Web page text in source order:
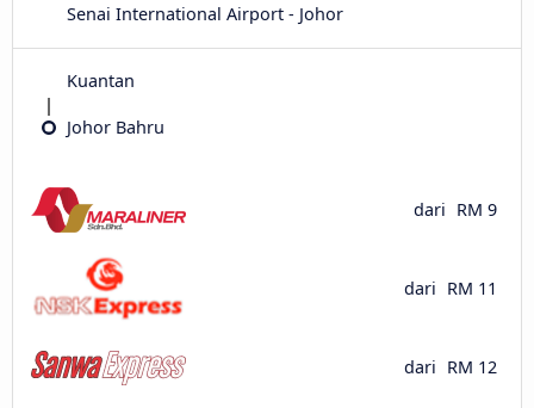
Senai International Airport - Johor
Kuantan
Johor Bahru
dari RM 9
dari RM 11
dari RM 12